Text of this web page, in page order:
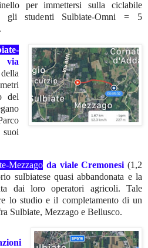
per immettersi sulla ciclabile
gli studenti Sulbiate-Omni = 5
via
del
Mezzago da viale Cremonesi (1,2
sulbiatese quasi abbandonata e la
dai loro operatori agricoli. Tale
lo studio e il completamento di un
Sulbiate, Mezzago e Bellusco.